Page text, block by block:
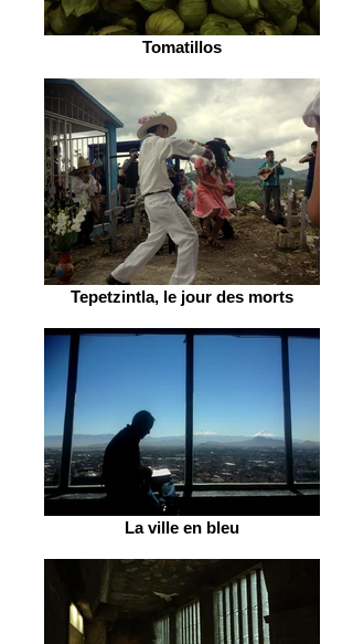
Tomatillos
Tepetzintla, le jour des morts
La ville en bleu